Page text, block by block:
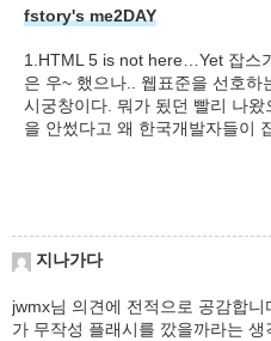
fstory's me2DAY
1.HTML 5 is not here…Yet 잡스
은 우~ 했으나.. 웹표준을 선호하
시궁창이다. 뭐가 됬던 빨리 나
을 안썼다고 왜 한국개발자들이
지나가다
jwmx님 의견에 전적으로 공감합
가 무작성 플래시를 깠을까라는